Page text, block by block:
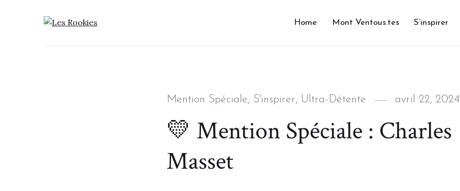
LES ROOKIES Home Mont Ventous.tes S’inspirer
Categories
Mention Spéciale, S'inspirer, Ultra-Détente
Posted
avril 22, 2024
💛 Mention Spéciale : Charles
Masset